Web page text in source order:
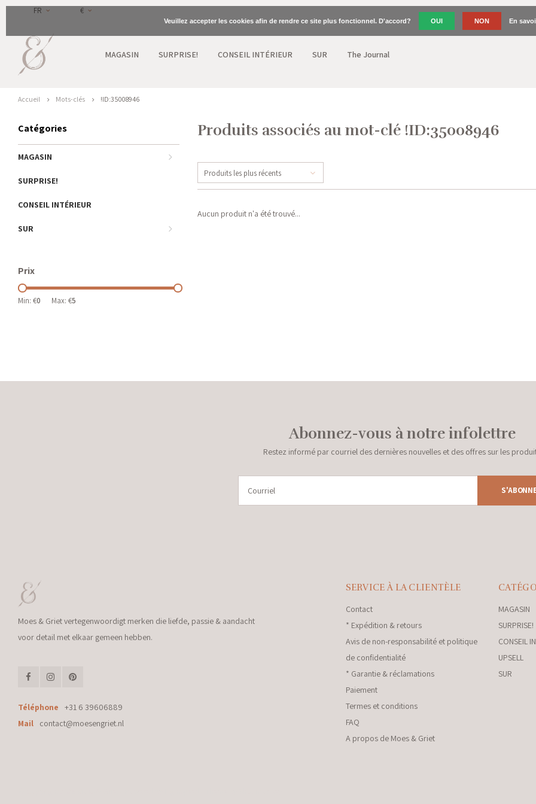
FR €
MAGASIN SURPRISE! CONSEIL INTÉRIEUR SUR The Journal
Accueil Mots-clés !ID:35008946
Catégories
MAGASIN
SURPRISE!
CONSEIL INTÉRIEUR
SUR
Prix
Min: €0 Max: €5
Produits associés au mot-clé !ID:35008946
Produits les plus récents
Aucun produit n'a été trouvé...
Abonnez-vous à notre infolettre
Restez informé par courriel des dernières nouvelles et des offres sur les
Moes & Griet vertegenwoordigt merken die liefde, passie & aandacht
voor detail met elkaar gemeen hebben.
Téléphone
+31 6 39606889
Mail
contact@moesengriet.nl
SERVICE À LA CLIENTÈLE
Contact
* Expédition & retours
Avis de non-responsabilité et politique
de confidentialité
* Garantie & réclamations
Paiement
Termes et conditions
FAQ
A propos de Moes & Griet
MAGASIN
SURPRISE!
CONSEIL
UPSELL
SUR
Veuillez accepter les cookies afin de rendre ce site plus fonctionnel. D'accord? OUI NON En